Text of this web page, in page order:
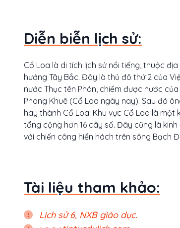
Diễn biễn lịch sử:
Cổ Loa là di tích lịch sử nổi tiếng, thuộc
hướng Tây Bắc. Đây là thủ đô thứ 2 của
nước Thục tên Phán, chiếm được nước
Phong Khuê (Cổ Loa ngày nay). Sau đó
hay thành Cổ Loa. Khu vực Cổ Loa là
tổng cộng hơn 16 cây số. Đây cũng là
với chiến công hiển hách trên sông Bạch
Tài liệu tham khảo:
Lịch sử 6, NXB giáo dục.